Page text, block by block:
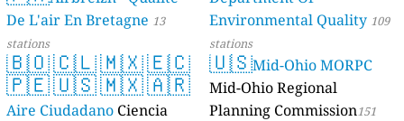
De L'air En Bretagne 13
stations
🇧🇴🇨🇱🇲🇽🇪🇨
🇵🇪🇺🇸🇲🇽🇦🇷
Aire Ciudadano Ciencia
Environmental Quality 109
stations
🇺🇸Mid-Ohio MORPC
Mid-Ohio Regional
Planning Commission151